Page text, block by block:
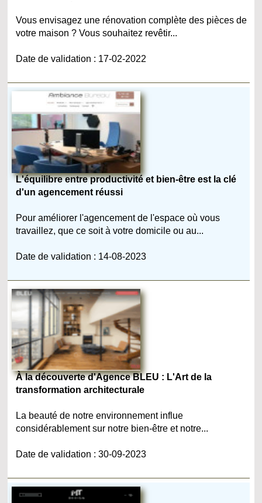
Vous envisagez une rénovation complète des pièces de
votre maison ? Vous souhaitez revêtir...
Date de validation : 17-02-2022
L'équilibre entre productivité et bien-être est la clé
d'un agencement réussi
Pour améliorer l'agencement de l'espace où vous
travaillez, que ce soit à votre domicile ou au...
Date de validation : 14-08-2023
À la découverte d'Agence BLEU : L'Art de la
transformation architecturale
La beauté de notre environnement influe
considérablement sur notre bien-être et notre...
Date de validation : 30-09-2023